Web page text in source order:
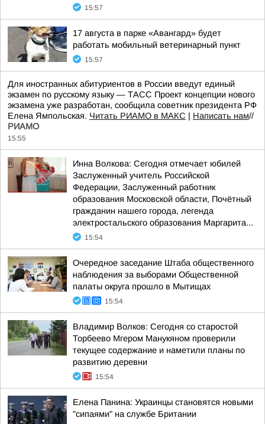
15:57
17 августа в парке «Авангард» будет
работать мобильный ветеринарный пункт
15:57
Для иностранных абитуриентов в России введут единый
экзамен по русскому языку — ТАСС Проект концепции нового
экзамена уже разработан, сообщила советник президента РФ
Елена Ямпольская. Читать РИАМО в МАКС | Написать нам//
РИАМО
15:55
Инна Волкова: Сегодня отмечает юбилей
Заслуженный учитель Российской
Федерации, Заслуженный работник
образования Московской области, Почётный
гражданин нашего города, легенда
электростальского образования Маргарита...
15:54
Очередное заседание Штаба общественного
наблюдения за выборами Общественной
палаты округа прошло в Мытищах
15:54
Владимир Волков: Сегодня со старостой
Торбеево Мгером Манукяном проверили
текущее содержание и наметили планы по
развитию деревни
15:54
Елена Панина: Украинцы становятся новыми
"сипаями" на службе Британии